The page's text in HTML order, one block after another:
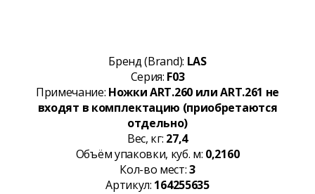
Бренд (Brand): LAS
Серия: F03
Примечание: Ножки ART.260 или ART.261 не
входят в комплектацию (приобретаются
отдельно)
Вес, кг: 27,4
Объём упаковки, куб. м: 0,2160
Кол-во мест:3
Артикул: 164255635